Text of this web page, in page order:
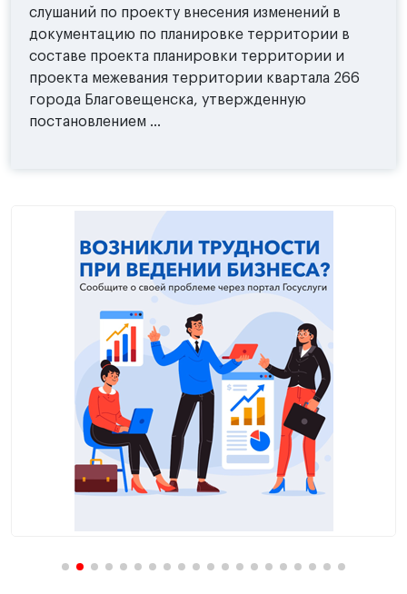
слушаний по проекту внесения изменений в
документацию по планировке территории в
составе проекта планировки территории и
проекта межевания территории квартала 266
города Благовещенска, утвержденную
постановлением ...